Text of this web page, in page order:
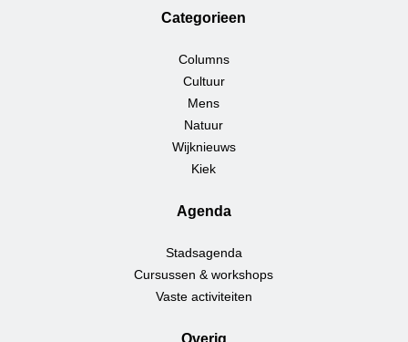
Categorieen
Columns
Cultuur
Mens
Natuur
Wijknieuws
Kiek
Agenda
Stadsagenda
Cursussen & workshops
Vaste activiteiten
Overig